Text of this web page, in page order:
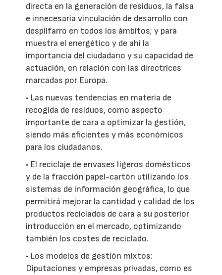
directa en la generación de residuos, la falsa
e innecesaria vinculación de desarrollo con
despilfarro en todos los ámbitos; y para
muestra el energético y de ahí la
importancia del ciudadano y su capacidad de
actuación, en relación con las directrices
marcadas por Europa.
• Las nuevas tendencias en materia de
recogida de residuos, como aspecto
importante de cara a optimizar la gestión,
siendo más eficientes y más económicos
para los ciudadanos.
• El reciclaje de envases ligeros domésticos
y de la fracción papel-cartón utilizando los
sistemas de información geográfica, lo que
permitirá mejorar la cantidad y calidad de los
productos reciclados de cara a su posterior
introducción en el mercado, optimizando
también los costes de reciclado.
• Los modelos de gestión mixtos:
Diputaciones y empresas privadas, como es